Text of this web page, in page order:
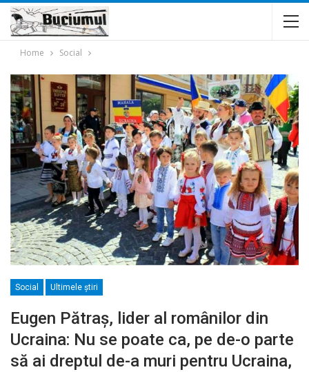
Home Social
Social Ultimele ştiri
Eugen Pătraș, lider al românilor din
Ucraina: Nu se poate ca, pe de-o parte
să ai dreptul de-a muri pentru Ucraina,